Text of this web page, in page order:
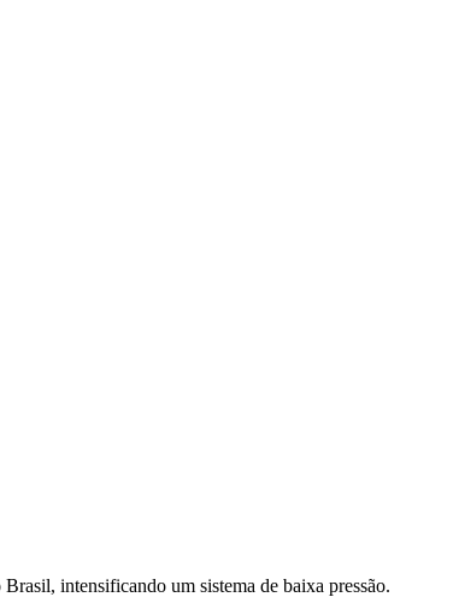
intensificando um sistema de baixa pressão.